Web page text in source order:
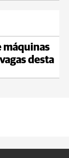
máquinas
desta